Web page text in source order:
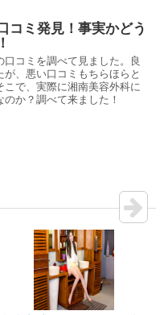
コミ発見！事実かどう
コミを調べて見ました。良
が、悪い口コミもちらほらと
で、実際に湘南美容外科に
か？調べて来ました！